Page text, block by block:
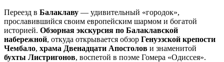
Переезд в Балаклаву — удивительный «городок»,
прославившийся своим европейским шармом и богатой
историей. Обзорная экскурсия по Балаклавской
набережной, откуда открывается обзор Генуэзской крепости
Чембало, храма Двенадцати Апостолов и знаменитой
бухты Листригонов, воспетой в поэме Гомера «Одиссея».